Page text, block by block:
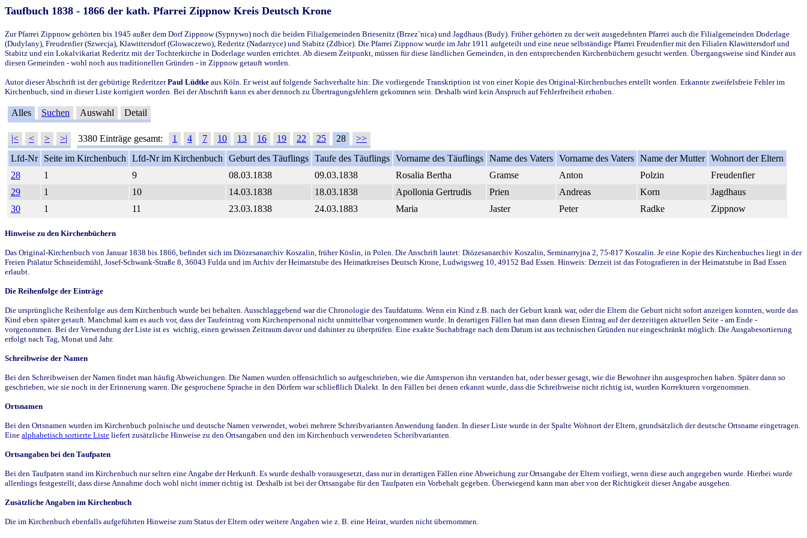
Taufbuch 1838 - 1866 der kath. Pfarrei Zippnow Kreis Deutsch Krone
Zur Pfarrei Zippnow gehörten bis 1945 außer dem Dorf Zippnow (Sypnywo) noch die beiden Filialgemeinden Briesenitz (Brzez`nica) und Jagdhaus (Budy). Früher gehörten zu der weit ausgedehnten Pfarrei auch die Filialgemeinden Doderlage
(Dudylany), Freudenfier (Szwecja), Klawittersdorf (Glowaczewo), Rederitz (Nadarzyce) und Stabitz (Zdbice). Die Pfarrei Zippnow wurde im Jahr 1911 aufgeteilt und eine neue selbständige Pfarrei Freudenfier mit den Filialen Klawittersdorf und
Stabitz und ein Lokalvikariat Rederitz mit der Tochterkirche in Doderlage wurden errichtet. Ab diesem Zeitpunkt, müssen für diese ländlichen Gemeinden, in den entsprechenden Kirchenbüchern gesucht werden. Übergangsweise sind Kinder aus
diesen Gemeinden - wohl noch aus traditionellen Gründen - in Zippnow getauft worden.
Autor dieser Abschrift ist der gebürtige RederitzerPaul Lüdtke aus Köln. Er weist auf folgende Sachverhalte hin: Die vorliegende Transkription ist von einer Kopie des Original-Kirchenbuches erstellt worden. Erkannte zweifelsfreie Fehler im
Kirchenbuch, sind in dieser Liste korrigiert worden. Bei der Abschrift kann es aber dennoch zu Übertragungsfehlern gekommen sein. Deshalb wird kein Anspruch auf Fehlerfreiheit erhoben.
Alles Suchen Auswahl Detail
|< < > >| 3380 Einträge gesamt: 1 4 7 10 13 16 19 22 25 28
>>
Lfd-Nr
Seite im Kirchenbuch Lfd-Nr im Kirchenbuch Geburt des Täuflings Taufe des Täuflings Vorname des Täuflings Name des Vaters Vorname des Vaters Name der Mutter Wohnort der Eltern
28
1 9 08.03.1838 09.03.1838 Rosalia Bertha Gramse Anton Polzin
Freudenfier
29
1 10 14.03.1838 18.03.1838 Apollonia Gertrudis Prien Andreas Korn
Jagdhaus
30
1 11 23.03.1838 24.03.1883 Maria Jaster Peter Radke Zippnow
Hinweise zu den Kirchenbüchern
Das Original-Kirchenbuch von Januar 1838 bis 1866, befindet sich im Diözesanarchiv Koszalin, früher Köslin, in Polen. Die Anschrift lautet: Diözesanarchiv Koszalin, Seminarryjna 2, 75-817 Koszalin. Je eine Kopie des Kirchenbuches liegt in der
Freien Prälatur Schneidemühl, Josef-Schwank-Straße 8, 36043 Fulda und im Archiv der Heimatstube des Heimatkreises Deutsch Krone, Ludwigsweg 10, 49152 Bad Essen. Hinweis: Derzeit ist das Fotografieren in der Heimatstube in Bad Essen
erlaubt.
Die Reihenfolge der Einträge
Die ursprüngliche Reihenfolge aus dem Kirchenbuch wurde bei behalten. Ausschlaggebend war die Chronologie des Taufdatums. Wenn ein Kind z.B. nach der Geburt krank war, oder die Eltern die Geburt nicht sofort anzeigen konnten, wurde das
Kind eben später getauft. Manchmal kam es auch vor, dass der Taufeintrag vom Kirchenpersonal nicht unmittelbar vorgenommen wurde. In derartigen Fällen hat man dann diesen Eintrag auf der derzeitigen aktuellen Seite - am Ende -
vorgenommen. Bei der Verwendung der Liste ist es wichtig, einen gewissen Zeitraum davor und dahinter zu überprüfen. Eine exakte Suchabfrage nach dem Datum ist aus technischen Gründen nur eingeschränkt möglich. Die Ausgabesortierung
erfolgt nach Tag, Monat und Jahr.
Schreibweise der Namen
Bei den Schreibweisen der Namen findet man häufig Abweichungen. Die Namen wurden offensichtlich so aufgeschrieben, wie die Amtsperson ihn verstanden hat, oder besser gesagt, wie die Bewohner ihn ausgesprochen haben. Später dann so
geschrieben, wie sie noch in der Erinnerung waren. Die gesprochene Sprache in den Dörfern war schließlich Dialekt. In den Fällen bei denen erkannt wurde, dass die Schreibweise nicht richtig ist, wurden Korrekturen vorgenommen.
Ortsnamen
Bei den Ortsnamen wurden im Kirchenbuch polnische und deutsche Namen verwendet, wobei mehrere Schreibvarianten Anwendung fanden. In dieser Liste wurde in der Spalte Wohnort der Eltern, grundsätzlich der deutsche Ortsname eingetragen.
Eine alphabetisch sortierte Liste liefert zusätzliche Hinweise zu den Ortsangaben und den im Kirchenbuch verwendeten Schreibvarianten.
Ortsangaben bei den Taufpaten
Bei den Taufpaten stand im Kirchenbuch nur selten eine Angabe der Herkunft. Es wurde deshalb vorausgesetzt, dass nur in derartigen Fällen eine Abweichung zur Ortsangabe der Eltern vorliegt, wenn diese auch angegeben wurde. Hierbei wurde
allerdings festgestellt, dass diese Annahme doch wohl nicht immer richtig ist. Deshalb ist bei der Ortsangabe für den Taufpaten ein Vorbehalt gegeben. Überwiegend kann man aber von der Richtigkeit dieser Angabe ausgehen.
Zusätzliche Angaben im Kirchenbuch
Die im Kirchenbuch ebenfalls aufgeführten Hinweise zum Status der Eltern oder weitere Angaben wie z. B. eine Heirat, wurden nicht übernommen.